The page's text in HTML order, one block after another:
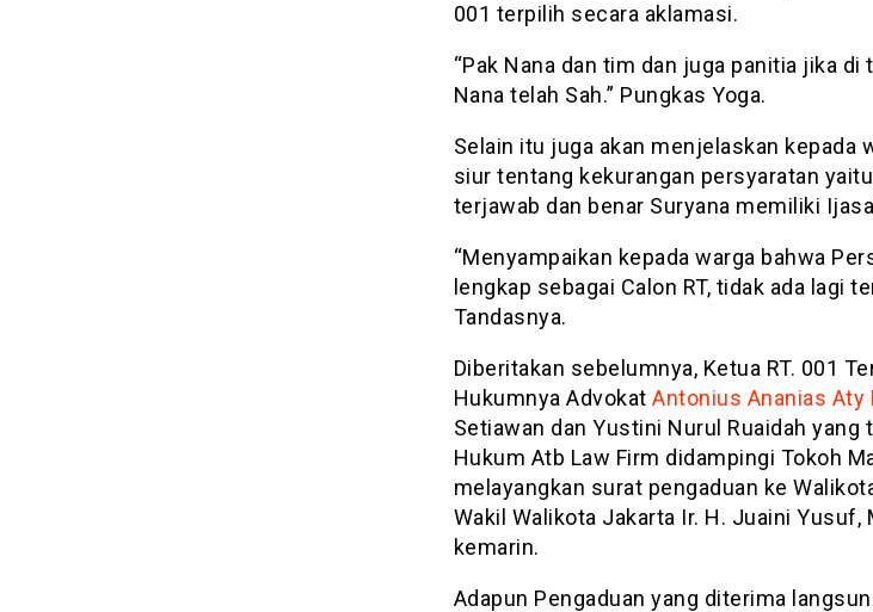
001 terpilih secara aklamasi.
“Pak Nana dan tim dan juga panitia jika di
Nana telah Sah.” Pungkas Yoga.
Selain itu juga akan menjelaskan kepada
siur tentang kekurangan persyaratan
terjawab dan benar Suryana memiliki
“Menyampaikan kepada warga bahwa
lengkap sebagai Calon RT, tidak ada lagi
Tandasnya.
Diberitakan sebelumnya, Ketua RT. 001
Hukumnya Advokat Antonius Ananias Aty
Setiawan dan Yustini Nurul Ruaidah yang
Hukum Atb Law Firm didampingi Tokoh
melayangkan surat pengaduan ke
Wakil Walikota Jakarta Ir. H. Juaini Yusuf,
kemarin.
Adapun Pengaduan yang diterima